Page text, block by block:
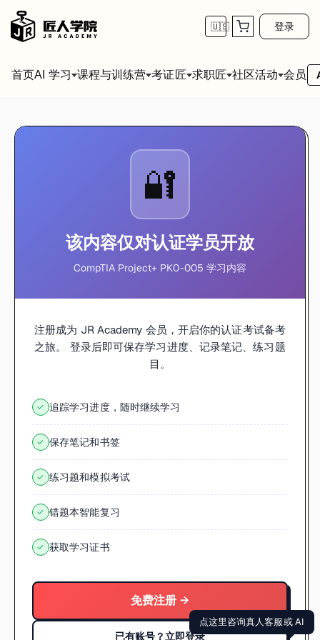
🇺🇸 登录
首页AI 学习 课程与训练营 考证匠 求职匠 社区活动 会员
🔐
该内容仅对认证学员开放
CompTIA Project+ PK0-005 学习内容
注册成为 JR Academy 会员，开启你的认证考试备考
之旅。 登录后即可保存学习进度、记录笔记、练习题
目。
✓ 追踪学习进度，随时继续学习
✓ 保存笔记和书签
✓ 练习题和模拟考试
✓ 错题本智能复习
✓ 获取学习证书
免费注册 →
已有账号？立即登录
点这里咨询真人客服或 AI